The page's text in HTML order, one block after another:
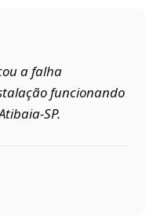
a falha
funcionando